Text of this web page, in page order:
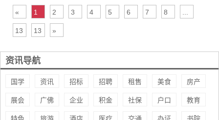
« 1 2 3 4 5 6 7 8
13
13
»
资讯导航
国学 资讯 招标 招聘 租售 美食 房产
展会 广佛 企业 积金 社保 户口 教育